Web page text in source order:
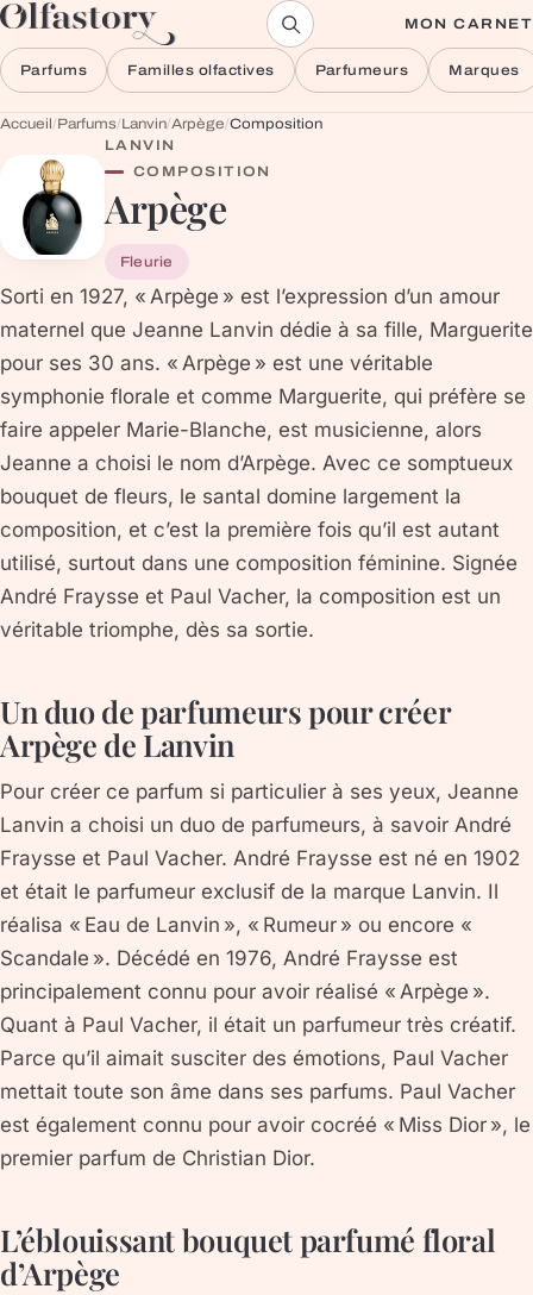
Aller au contenu MON CARNET
Parfums Familles olfactives Parfumeurs Marques
Accueil/Parfums/Lanvin/Arpège/Composition
LANVIN
COMPOSITION
Arpège
Fleurie
Sorti en 1927, « Arpège » est l’expression d’un amour
maternel que Jeanne Lanvin dédie à sa fille, Marguerite
pour ses 30 ans. « Arpège » est une véritable
symphonie florale et comme Marguerite, qui préfère se
faire appeler Marie-Blanche, est musicienne, alors
Jeanne a choisi le nom d’Arpège. Avec ce somptueux
bouquet de fleurs, le santal domine largement la
composition, et c’est la première fois qu’il est autant
utilisé, surtout dans une composition féminine. Signée
André Fraysse et Paul Vacher, la composition est un
véritable triomphe, dès sa sortie.
Un duo de parfumeurs pour créer
Arpège de Lanvin
Pour créer ce parfum si particulier à ses yeux, Jeanne
Lanvin a choisi un duo de parfumeurs, à savoir André
Fraysse et Paul Vacher. André Fraysse est né en 1902
et était le parfumeur exclusif de la marque Lanvin. Il
réalisa « Eau de Lanvin », « Rumeur » ou encore «
Scandale ». Décédé en 1976, André Fraysse est
principalement connu pour avoir réalisé « Arpège ».
Quant à Paul Vacher, il était un parfumeur très créatif.
Parce qu’il aimait susciter des émotions, Paul Vacher
mettait toute son âme dans ses parfums. Paul Vacher
est également connu pour avoir cocréé « Miss Dior », le
premier parfum de Christian Dior.
L’éblouissant bouquet parfumé floral
d’Arpège